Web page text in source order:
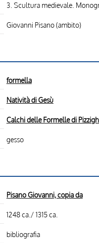
3. Scultura medievale.
Giovanni Pisano (ambito)
formella
Natività di Gesù
Calchi delle Formelle di
gesso
Pisano Giovanni, copia da
1248 ca./ 1315 ca.
bibliografia